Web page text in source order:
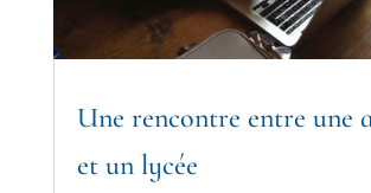
Une rencontre entre une
et un lycée